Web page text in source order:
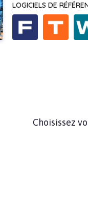
LOGICIELS DE
Choisissez